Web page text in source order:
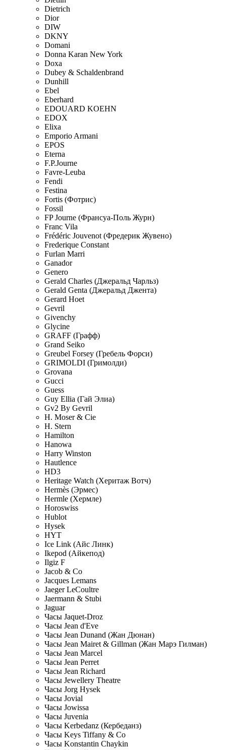
Dietrich
Dior
DIW
DKNY
Domani
Donna Karan New York
Doxa
Dubey & Schaldenbrand
Dunhill
Ebel
Eberhard
EDOUARD KOEHN
EDOX
Elixa
Emporio Armani
EPOS
Eterna
F.P.Journe
Favre-Leuba
Fendi
Festina
Fortis (Фотрис)
Fossil
FP Journe (Франсуа-Поль Журн)
Franc Vila
Frédéric Jouvenot (Фредерик Жувено)
Frederique Constant
Furlan Marri
Ganador
Genero
Gerald Charles (Джеральд Чарльз)
Gerald Genta (Джеральд Джента)
Gerard Hoet
Gevril
Givenchy
Glycine
GRAFF (Графф)
Grand Seiko
Greubel Forsey (Гребель Форси)
GRIMOLDI (Гримолди)
Grovana
Gucci
Guess
Guy Ellia (Гай Элиа)
Gv2 By Gevril
H. Moser & Cie
H. Stern
Hamilton
Hanowa
Harry Winston
Hautlence
HD3
Heritage Watch (Херитаж Вотч)
Hermès (Эрмес)
Hermle (Хермле)
Horoswiss
Hublot
Hysek
HYT
Ice Link (Айс Линк)
Ikepod (Айкепод)
Ilgiz F
Jacob & Co
Jacques Lemans
Jaeger LeCoultre
Jaermann & Stubi
Jaguar
Часы Jaquet-Droz
Часы Jean d'Eve
Часы Jean Dunand (Жан Дюнан)
Часы Jean Mairet & Gillman (Жан Марэ Гилман)
Часы Jean Marcel
Часы Jean Perret
Часы Jean Richard
Часы Jewellery Theatre
Часы Jorg Hysek
Часы Jovial
Часы Jowissa
Часы Juvenia
Часы Kerbedanz (Кербеданз)
Часы Keys Tiffany & Co
Часы Konstantin Chaykin